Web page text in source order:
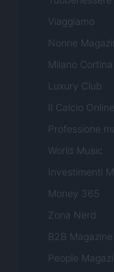
Viaggiamo
Nonne
Milano Cortina
Luxury Club
Il Calcio Online
Professione
World Music
Investimenti
Money 365
Zona Nerd
B2B Magazine
People